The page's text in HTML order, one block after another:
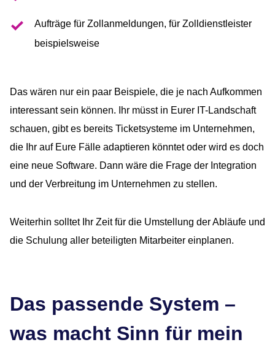
Aufträge für Zollanmeldungen, für Zolldienstleister
beispielsweise
Das wären nur ein paar Beispiele, die je nach Aufkommen
interessant sein können. Ihr müsst in Eurer IT-Landschaft
schauen, gibt es bereits Ticketsysteme im Unternehmen,
die Ihr auf Eure Fälle adaptieren könntet oder wird es doch
eine neue Software. Dann wäre die Frage der Integration
und der Verbreitung im Unternehmen zu stellen.
Weiterhin solltet Ihr Zeit für die Umstellung der Abläufe und
die Schulung aller beteiligten Mitarbeiter einplanen.
Das passende System –
was macht Sinn für mein